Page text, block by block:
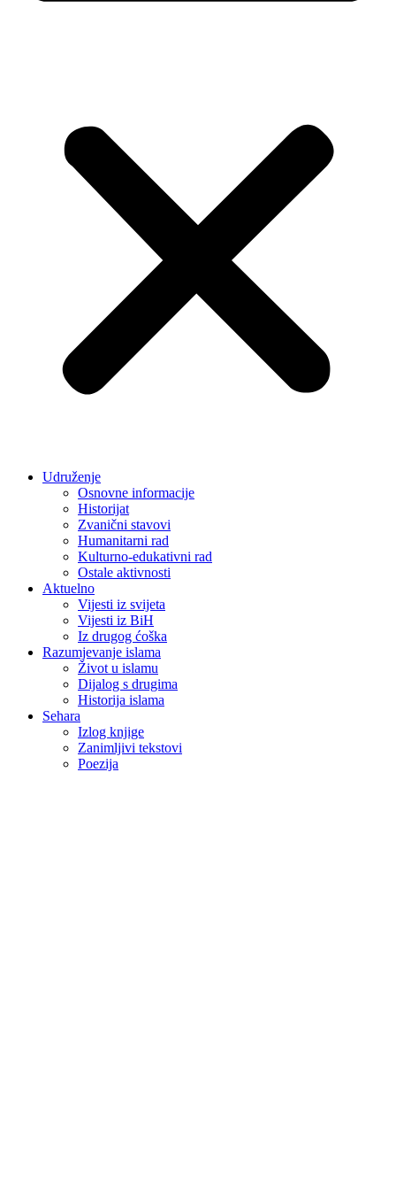
Udruženje
Osnovne informacije
Historijat
Zvanični stavovi
Humanitarni rad
Kulturno-edukativni rad
Ostale aktivnosti
Aktuelno
Vijesti iz svijeta
Vijesti iz BiH
Iz drugog ćoška
Razumjevanje islama
Život u islamu
Dijalog s drugima
Historija islama
Sehara
Izlog knjige
Zanimljivi tekstovi
Poezija